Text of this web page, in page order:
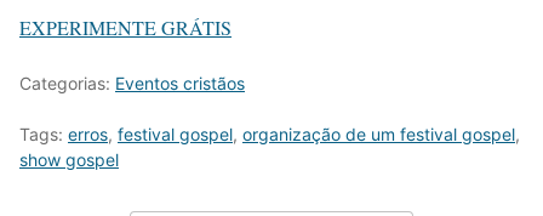
EXPERIMENTE GRÁTIS
Categorias: Eventos cristãos
Tags: erros, festival gospel, organização de um festival gospel,
show gospel